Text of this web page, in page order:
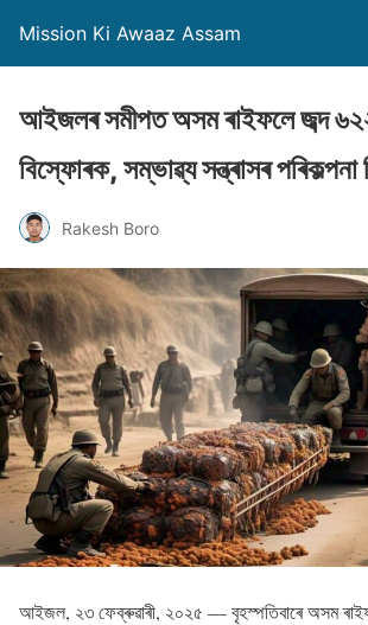
Mission Ki Awaaz Assam
আইজলৰ সমীপত অসম ৰাইফলে জব্দ
বিস্ফোৰক, সম্ভাৱ্য সন্ত্ৰাসৰ পৰিকল্পনা
Rakesh Boro
আইজল, ২৩ ফেব্ৰুৱাৰী, ২০২৫ — বৃহস্পতিবাৰে অসম